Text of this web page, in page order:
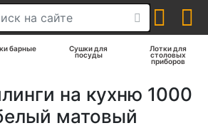
барные Сушки для
посуды
Лотки для
столовых
приборов
на кухню 1000
матовый